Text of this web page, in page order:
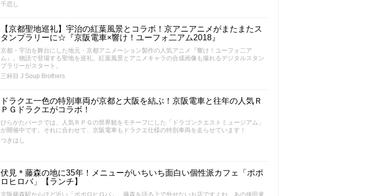
千恋し
【京都聖地巡礼】宇治の紅葉風景とコラボ！京アニアニメがまたまたス
タンプラリーに☆『京阪電車×響け！ユーフォ二アム2018』
京都・宇治を舞台にした地元・京都アニメーション製作の人気アニメ『響け！ユーフォ二ア
ム』。物語で登場する聖地を巡礼。紅葉風景とアニメキャラの合成画像も撮れるデジタルスタン
プラリーがスタート。
三杯目 J Soup Brothers
ドラクエ一色の特別車両が京都と大阪を結ぶ！京阪電車と往年の人気Ｒ
ＰＧドラクエがコラボ！
ひらかたパークでは、人気ＲＰＧの世界観をモチーフにした「ドラゴンクエストミュージアム」
が開催中です。それに合わせて、京阪電車もドラクエ仕様の特別車両を走らせています！
つきはし
伏見＊藤森の地に35年！メニューがいちいち面白い個性派カフェ「ポポ
ロヒロバ」【ランチ】
京阪藤森駅からほど近い「ポポロヒロバ」。藤森を語る上で外せないお店ですよね。あの倖田來